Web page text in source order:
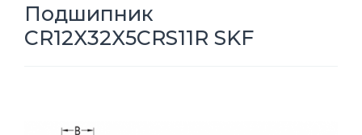
Подшипник
CR12X32X5CRS11R SKF